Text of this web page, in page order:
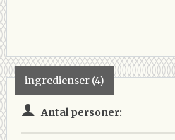
ingredienser (4)
Antal personer: